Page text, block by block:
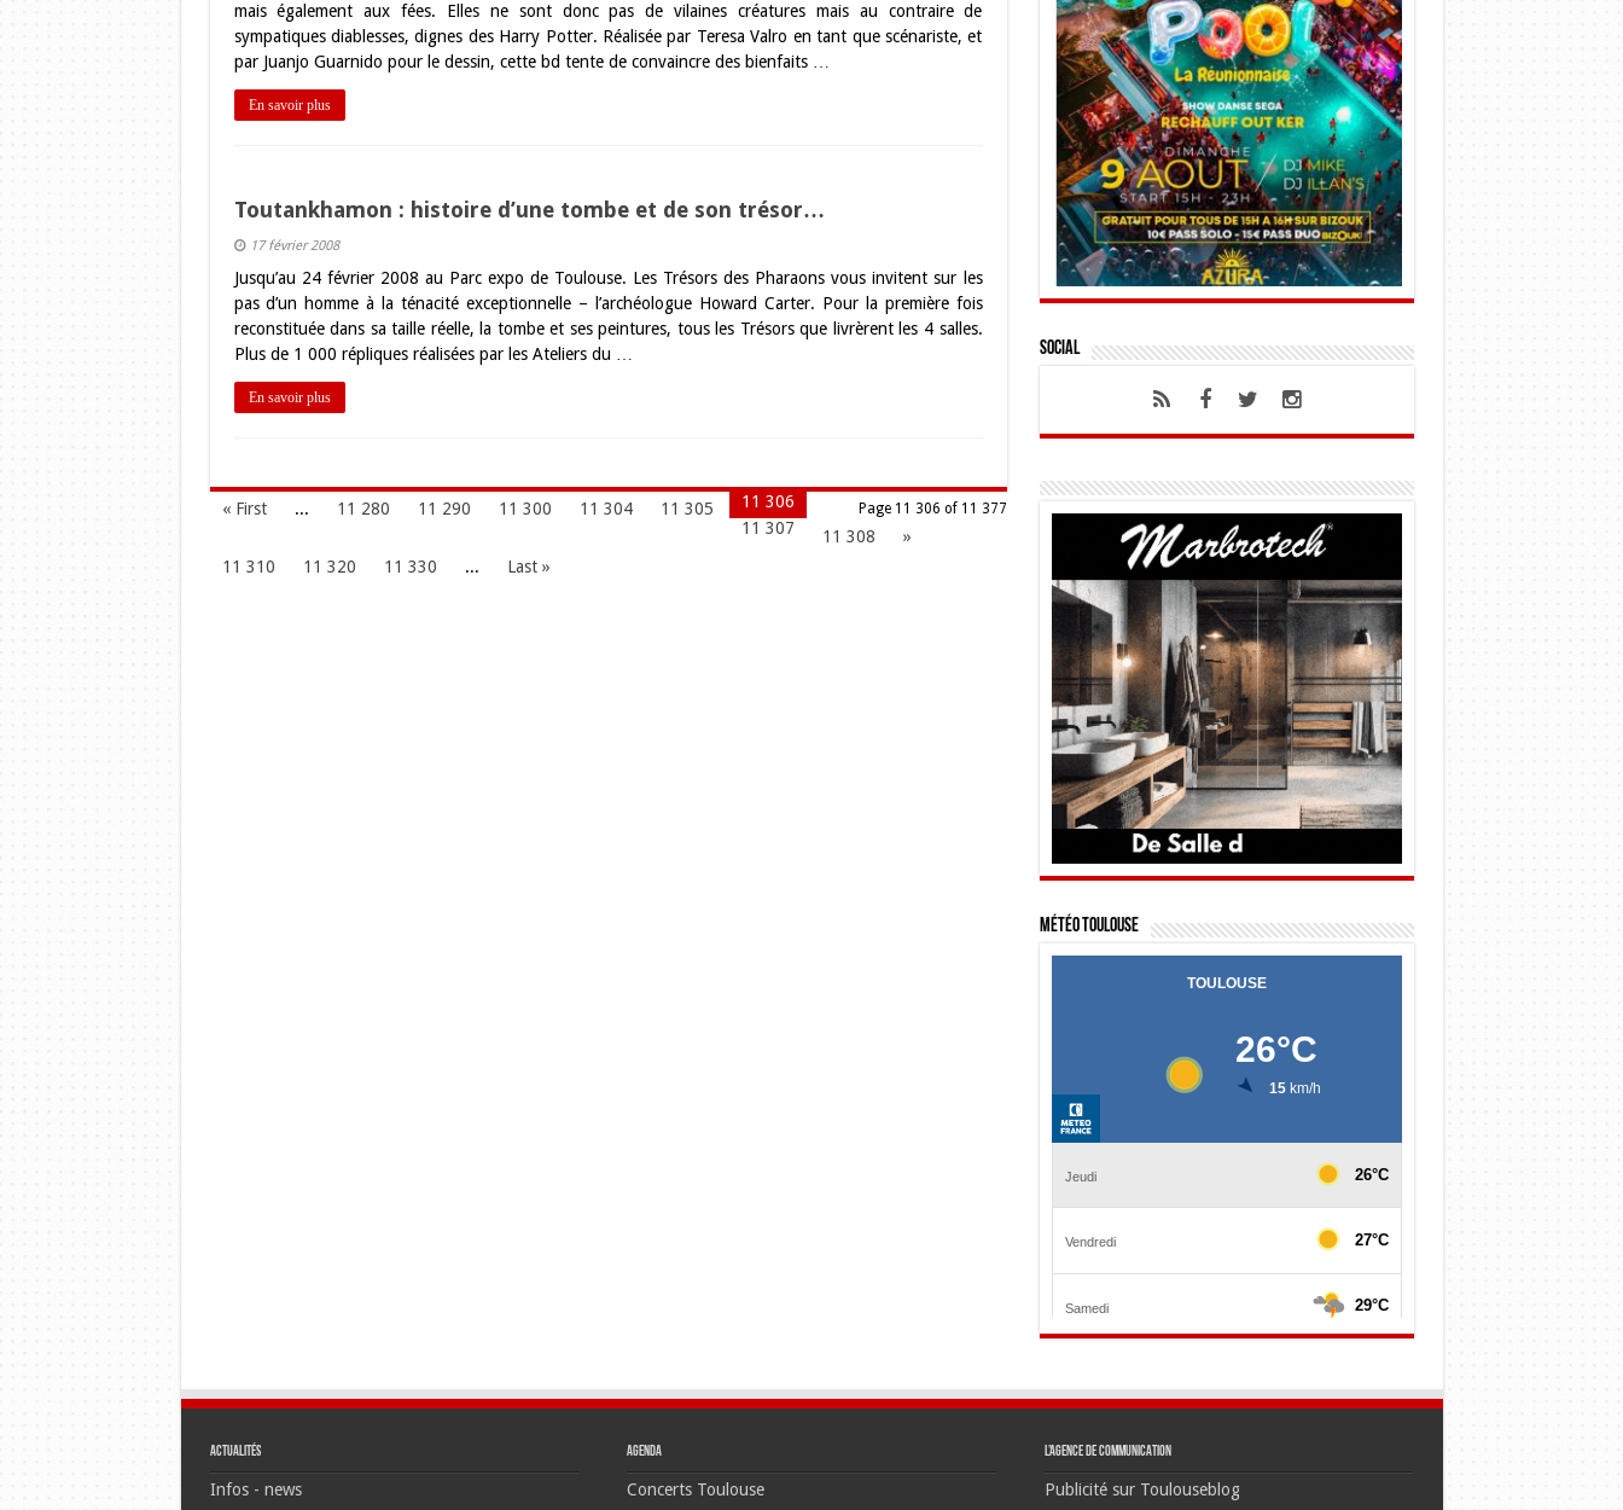
mais également aux fées. Elles ne sont donc pas de vilaines créatures mais au contraire de
sympatiques diablesses, dignes des Harry Potter. Réalisée par Teresa Valro en tant que scénariste, et
par Juanjo Guarnido pour le dessin, cette bd tente de convaincre des bienfaits …
En savoir plus
Toutankhamon : histoire d’une tombe et de son trésor…
17 février 2008
Jusqu’au 24 février 2008 au Parc expo de Toulouse. Les Trésors des Pharaons vous invitent sur les
pas d’un homme à la ténacité exceptionnelle – l’archéologue Howard Carter. Pour la première fois
reconstituée dans sa taille réelle, la tombe et ses peintures, tous les Trésors que livrèrent les 4 salles.
Plus de 1 000 répliques réalisées par les Ateliers du …
En savoir plus
Page 11 306 of 11 377
« First ... 11 280 11 290 11 300 11 304 11 305
11 306
11 307
11 308
»
11 310
11 320 11 330 ... Last »
Social
Météo Toulouse
Actualités
Infos - news
Agenda
Concerts Toulouse
L’agence de communication
Publicité sur Toulouseblog